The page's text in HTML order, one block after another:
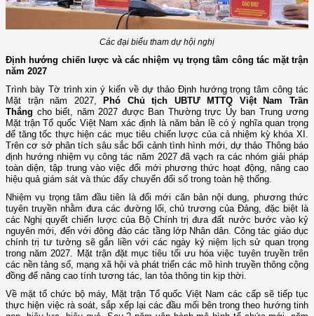
Các đại biểu tham dự hội nghị
Định hướng chiến lược và các nhiệm vụ trọng tâm công tác mặt trận
năm 2027
Trình bày Tờ trình xin ý kiến về dự thảo Định hướng trọng tâm công tác
Mặt trận năm 2027,
Phó Chủ tịch UBTƯ MTTQ Việt Nam Trần
Thắng cho biết, năm 2027 được Ban Thường trực Ủy ban Trung ương
Mặt trận Tổ quốc Việt Nam xác định là năm bản lề có ý nghĩa quan trọng
để tăng tốc thực hiện các mục tiêu chiến lược của cả nhiệm kỳ khóa XI.
Trên cơ sở phân tích sâu sắc bối cảnh tình hình mới, dự thảo Thông báo
định hướng nhiệm vụ công tác năm 2027 đã vạch ra các nhóm giải pháp
toàn diện, tập trung vào việc đổi mới phương thức hoạt động, nâng cao
hiệu quả giám sát và thúc đẩy chuyển đổi số trong toàn hệ thống.
Nhiệm vụ trọng tâm đầu tiên là đổi mới căn bản nội dung, phương thức
tuyên truyền nhằm đưa các đường lối, chủ trương của Đảng, đặc biệt là
các Nghị quyết chiến lược của Bộ Chính trị đưa đất nước bước vào kỷ
nguyên mới, đến với đông đảo các tầng lớp Nhân dân. Công tác giáo dục
chính trị tư tưởng sẽ gắn liền với các ngày kỷ niệm lịch sử quan trọng
trong năm 2027. Mặt trận đặt mục tiêu tối ưu hóa việc tuyên truyền trên
các nền tảng số, mạng xã hội và phát triển các mô hình truyền thông cộng
đồng để nâng cao tính tương tác, lan tỏa thông tin kịp thời.
Về mặt tổ chức bộ máy, Mặt trận Tổ quốc Việt Nam các cấp sẽ tiếp tục
thực hiện việc rà soát, sắp xếp lại các đầu mối bên trong theo hướng tinh